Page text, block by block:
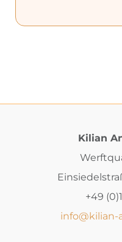
Kilian
+49
info@kilian-